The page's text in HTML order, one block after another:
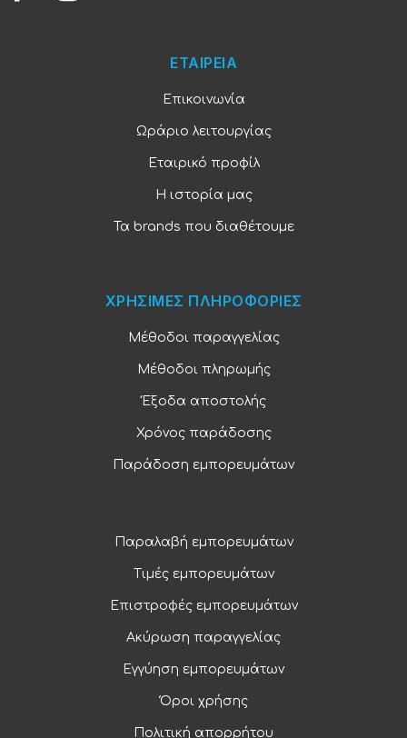
ΕΤΑΙΡΕΙΑ
Επικοινωνία
Ωράριο λειτουργίας
Εταιρικό προφίλ
Η ιστορία μας
Τα brands που διαθέτουμε
ΧΡΗΣΙΜΕΣ ΠΛΗΡΟΦΟΡΙΕΣ
Μέθοδοι παραγγελίας
Μέθοδοι πληρωμής
Έξοδα αποστολής
Χρόνος παράδοσης
Παράδοση εμπορευμάτων
Παραλαβή εμπορευμάτων
Τιμές εμπορευμάτων
Επιστροφές εμπορευμάτων
Ακύρωση παραγγελίας
Εγγύηση εμπορευμάτων
Όροι χρήσης
Πολιτική απορρήτου